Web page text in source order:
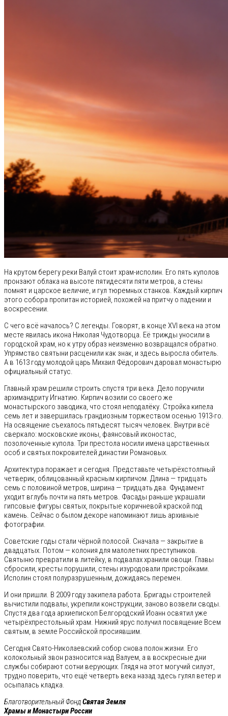
На крутом берегу реки Валуй стоит храм-исполин. Его пять куполов
пронзают облака на высоте пятидесяти пяти метров, а стены
помнят и царское величие, и гул тюремных станков. Каждый кирпич
этого собора пропитан историей, похожей на притчу о падении и
воскресении.
С чего всё началось? С легенды. Говорят, в конце XVI века на этом
месте явилась икона Николая Чудотворца. Её трижды уносили в
городской храм, но к утру образ неизменно возвращался обратно.
Упрямство святыни расценили как знак, и здесь выросла обитель.
А в 1613 году молодой царь Михаил Фёдорович даровал монастырю
официальный статус.
Главный храм решили строить спустя три века. Дело поручили
архимандриту Игнатию. Кирпич возили со своего же
монастырского заводика, что стоял неподалёку. Стройка кипела
семь лет и завершилась грандиозным торжеством осенью 1913-го.
На освящение съехалось пятьдесят тысяч человек. Внутри всё
сверкало: московские иконы, фаянсовый иконостас,
позолоченные купола. Три престола носили имена царственных
особ и святых покровителей династии Романовых.
Архитектура поражает и сегодня. Представьте четырёхстолпный
четверик, облицованный красным кирпичом. Длина — тридцать
семь с половиной метров, ширина — тридцать два. Фундамент
уходит вглубь почти на пять метров. Фасады раньше украшали
гипсовые фигуры святых, покрытые коричневой краской под
камень. Сейчас о былом декоре напоминают лишь архивные
фотографии.
Советские годы стали чёрной полосой. Сначала — закрытие в
двадцатых. Потом — колония для малолетних преступников.
Святыню превратили в литейку, в подвалах хранили овощи. Главы
сбросили, кресты порушили, стены изуродовали пристройками.
Исполин стоял полуразрушенным, дожидаясь перемен.
И они пришли. В 2009 году закипела работа. Бригады строителей
вычистили подвалы, укрепили конструкции, заново возвели своды.
Спустя два года архиепископ Белгородский Иоанн освятил уже
четырёхпрестольный храм. Нижний ярус получил посвящение Всем
святым, в земле Российской просиявшим.
Сегодня Свято-Николаевский собор снова полон жизни. Его
колокольный звон разносится над Валуем, а в воскресные дни
службы собирают сотни верующих. Глядя на этот могучий силуэт,
трудно поверить, что ещё четверть века назад здесь гулял ветер и
осыпалась кладка.
Благотворительный ФондСвятая Земля
Храмы и Монастыри России